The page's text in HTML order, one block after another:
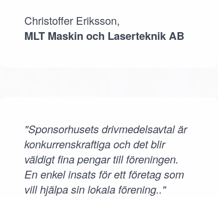
Christoffer Eriksson,
MLT Maskin och Laserteknik AB
"Sponsorhusets drivmedelsavtal är
konkurrenskraftiga och det blir
väldigt fina pengar till föreningen.
En enkel insats för ett företag som
vill hjälpa sin lokala förening.."